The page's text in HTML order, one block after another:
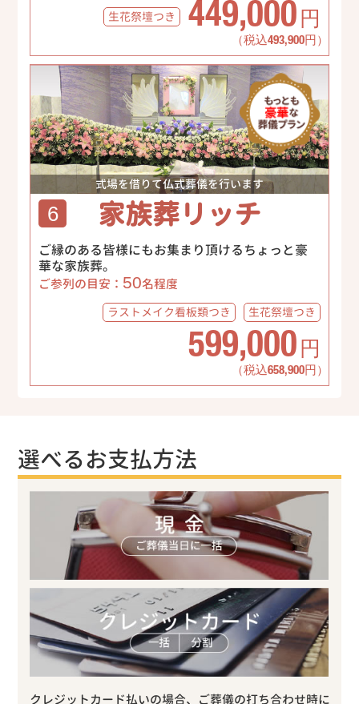
生花祭壇つき 449,000 円
（税込493,900円）
式場を借りて仏式葬儀を行います
6 家族葬リッチ
ご縁のある皆様にもお集まり頂けるちょっと豪
華な家族葬。
ご参列の目安： 50名程度
ラストメイク看板類つき 生花祭壇つき
599,000 円
（税込658,900円）
選べるお支払方法
クレジットカード払いの場合、ご葬儀の打ち合わせ時に